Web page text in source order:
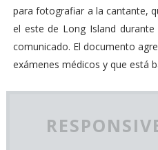
para fotografiar a la cantante,
el este de Long Island
comunicado. El documento
exámenes médicos y que está